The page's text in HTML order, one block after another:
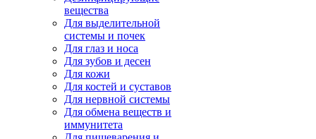
вещества
Для выделительной
системы и почек
Для глаз и носа
Для зубов и десен
Для кожи
Для костей и суставов
Для нервной системы
Для обмена веществ и
иммунитета